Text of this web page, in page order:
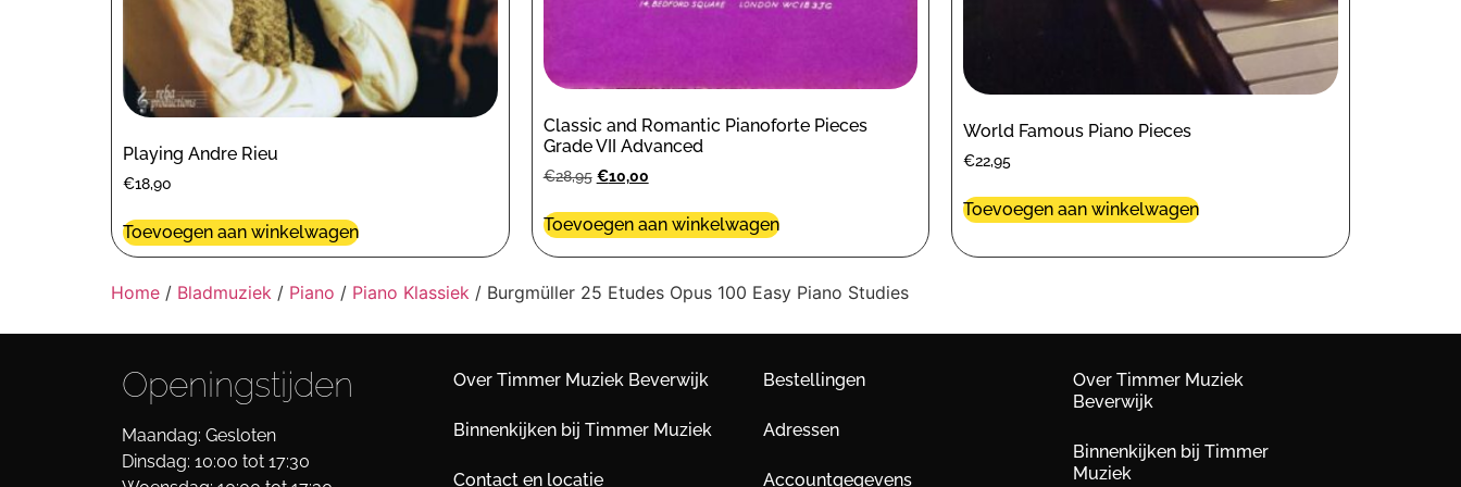
Playing Andre Rieu
€18,90
Toevoegen aan winkelwagen
Classic and Romantic Pianoforte Pieces
Grade VII Advanced
€28,95 €10,00
Toevoegen aan winkelwagen
World Famous Piano Pieces
€22,95
Toevoegen aan winkelwagen
Home / Bladmuziek / Piano / Piano Klassiek / Burgmüller 25 Etudes Opus 100 Easy Piano Studies
Openingstijden
Maandag: Gesloten
Dinsdag: 10:00 tot 17:30
Over Timmer Muziek Beverwijk
Binnenkijken bij Timmer Muziek
Contact en locatie
Bestellingen
Adressen
Accountgegevens
Over Timmer Muziek
Beverwijk
Binnenkijken bij Timmer
Muziek